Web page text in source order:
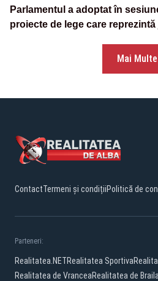
Parlamentul a adoptat în
proiecte de lege care
Mai Multe
ContactTermeni și condițiiPolitică de
Parteneri:
Realitatea.NETRealitatea Sportiva
Realitatea de VranceaRealitatea de Braila